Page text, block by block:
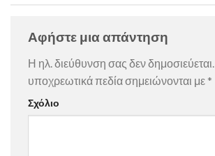
Αφήστε μια απάντηση
Η ηλ. διεύθυνση σας δεν δημοσιεύεται.
υποχρεωτικά πεδία σημειώνονται με *
Σχόλιο